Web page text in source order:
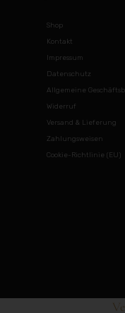
Shop
Kontakt
Impressum
Datenschutz
Allgemeine
Widerruf
Versand & Lieferung
Zahlungsweisen
Cookie-Richtlinie (EU)